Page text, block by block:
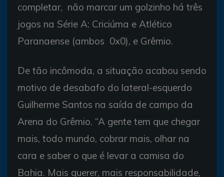
completar, não marcar um golzinho há três
jogos na Série A: Criciúma e Atlético
Paranaense (ambos 0x0), e Grêmio.
De tão incômoda, a situação acabou sendo
motivo de desabafo do lateral-esquerdo
Guilherme Santos na saída de campo da
Arena do Grêmio. “A gente tem que chegar
mais, todo mundo, cobrar mais, olhar na
cara e saber o que é levar a camisa do
Bahia. Mais querer, mais responsabilidade,